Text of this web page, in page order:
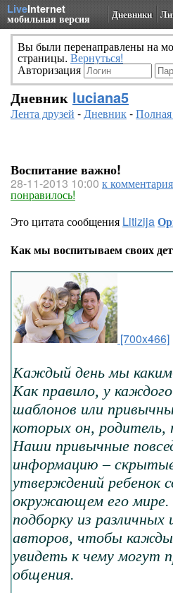
LiveInternet
мобильная версия Дневники
Вы были перенаправлены на
страницы. Вернуться!
Авторизация
Дневник luciana5
Лента друзей -Дневник-
Воспитание важно!
28-11-2013 10:00 к
понравилось!
Это цитата сообщения Litizija
Как мы воспитываем своих
[700x466]
Каждый день мы
Как правило, у
шаблонов или
которых он, родитель,
Наши привычные
информацию – скрытые
утверждений ребенок
окружающем его мире.
подборку из
авторов, чтобы
увидеть к чему могут
общения.